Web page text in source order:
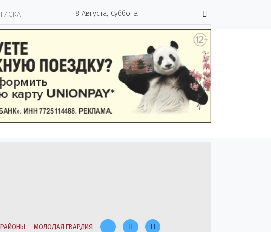
8 Августа, Суббота
РАЙОНЫ МОЛОДАЯ ГВАРДИЯ